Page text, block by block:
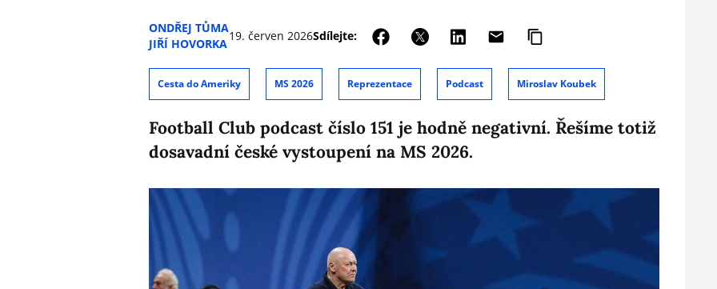
ONDŘEJ TŮMA
JIŘÍ HOVORKA
19. červen 2026Sdílejte:
Cesta do Ameriky MS 2026 Reprezentace Podcast Miroslav Koubek
Football Club podcast číslo 151 je hodně negativní. Řešíme totiž
dosavadní české vystoupení na MS 2026.